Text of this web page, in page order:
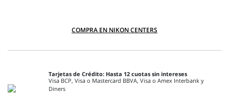
COMPRA EN NIKON CENTERS
Tarjetas de Crédito: Hasta 12 cuotas sin intereses
Visa BCP, Visa o Mastercard BBVA, Visa o Amex Interbank y
Diners